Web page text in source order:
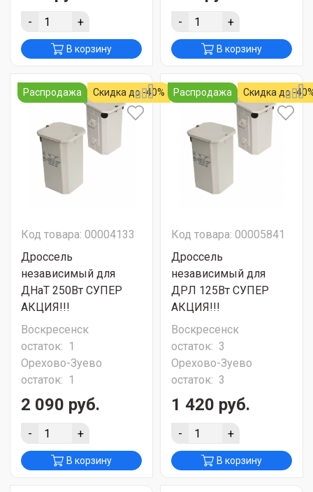
- +
В корзину
- +
В корзину
Распродажа Скидка до -40%
Код товара: 00004133
Дроссель
независимый для
ДНаТ 250Вт СУПЕР
АКЦИЯ!!!
Воскресенск
остаток: 1
Орехово-Зуево
остаток: 1
2 090 руб.
- +
В корзину
Распродажа Скидка до -
Код товара: 00005841
Дроссель
независимый для
ДРЛ 125Вт СУПЕР
АКЦИЯ!!!
Воскресенск
остаток: 3
Орехово-Зуево
остаток: 3
1 420 руб.
- +
В корзину